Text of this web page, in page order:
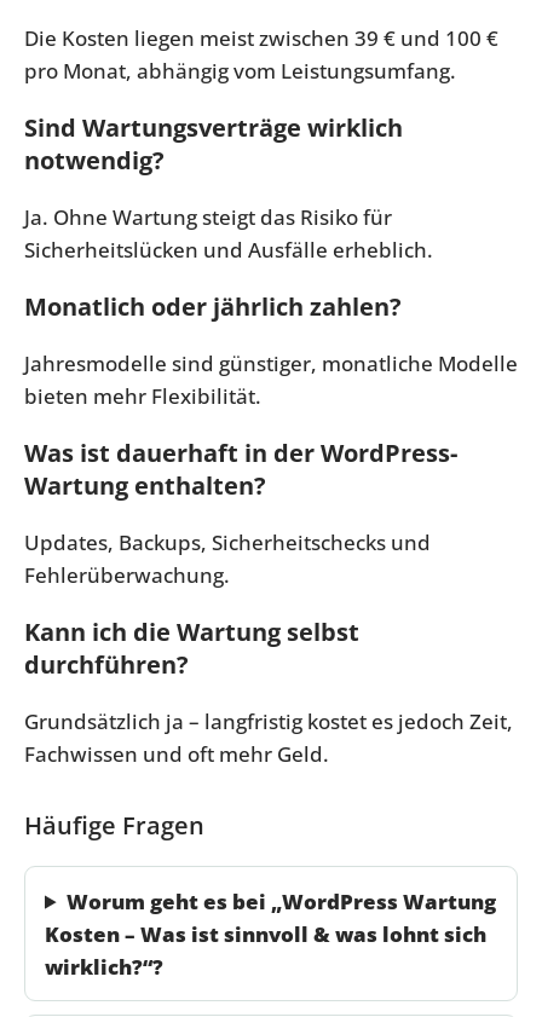
Die Kosten liegen meist zwischen 39 € und 100 €
pro Monat, abhängig vom Leistungsumfang.
Sind Wartungsverträge wirklich
notwendig?
Ja. Ohne Wartung steigt das Risiko für
Sicherheitslücken und Ausfälle erheblich.
Monatlich oder jährlich zahlen?
Jahresmodelle sind günstiger, monatliche Modelle
bieten mehr Flexibilität.
Was ist dauerhaft in der WordPress-
Wartung enthalten?
Updates, Backups, Sicherheitschecks und
Fehlerüberwachung.
Kann ich die Wartung selbst
durchführen?
Grundsätzlich ja – langfristig kostet es jedoch Zeit,
Fachwissen und oft mehr Geld.
Häufige Fragen
Worum geht es bei „WordPress Wartung
Kosten – Was ist sinnvoll & was lohnt sich
wirklich?“?